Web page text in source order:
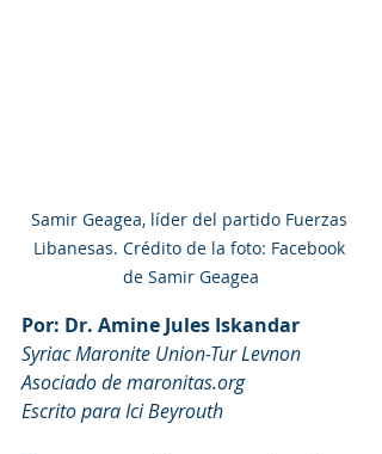
Samir Geagea, líder del partido Fuerzas
Libanesas. Crédito de la foto: Facebook
de Samir Geagea
Por: Dr. Amine Jules Iskandar
Syriac Maronite Union-Tur Levnon
Asociado de maronitas.org
Escrito para Ici Beyrouth